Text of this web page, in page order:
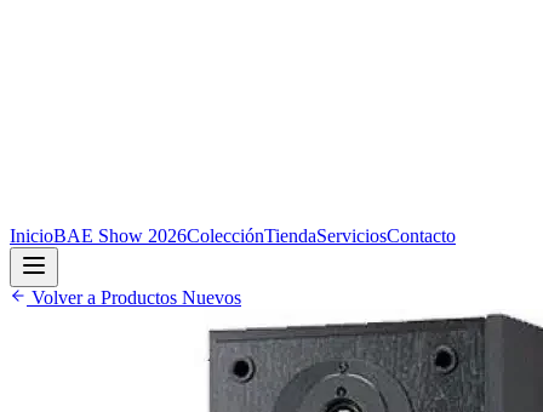
InicioBAE Show 2026ColecciónTiendaServiciosContacto
Volver a Productos Nuevos